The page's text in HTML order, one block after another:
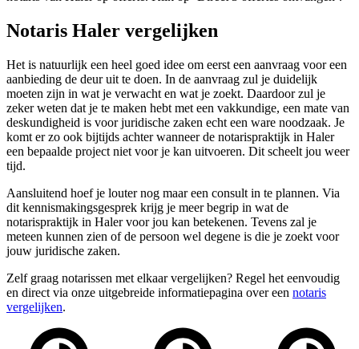
Notaris Haler vergelijken
Het is natuurlijk een heel goed idee om eerst een aanvraag voor een
aanbieding de deur uit te doen. In de aanvraag zul je duidelijk
moeten zijn in wat je verwacht en wat je zoekt. Daardoor zul je
zeker weten dat je te maken hebt met een vakkundige, een mate van
deskundigheid is voor juridische zaken echt een ware noodzaak. Je
komt er zo ook bijtijds achter wanneer de notarispraktijk in Haler
een bepaalde project niet voor je kan uitvoeren. Dit scheelt jou weer
tijd.
Aansluitend hoef je louter nog maar een consult in te plannen. Via
dit kennismakingsgesprek krijg je meer begrip in wat de
notarispraktijk in Haler voor jou kan betekenen. Tevens zal je
meteen kunnen zien of de persoon wel degene is die je zoekt voor
jouw juridische zaken.
Zelf graag notarissen met elkaar vergelijken? Regel het eenvoudig
en direct via onze uitgebreide informatiepagina over een notaris
vergelijken.